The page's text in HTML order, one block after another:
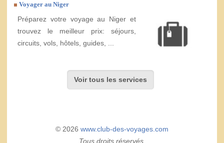
Voyager au Niger
Préparez votre voyage au Niger et
trouvez le meilleur prix: séjours,
circuits, vols, hôtels, guides, ...
Voir tous les services
© 2026 www.club-des-voyages.com
Tous droits réservés.